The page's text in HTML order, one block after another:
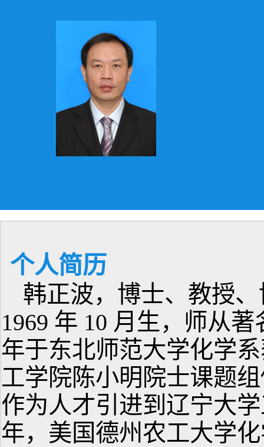
个人简历
韩正波，博士、教授
1969 年 10 月生，师从
年于东北师范大学化学
工学院陈小明院士课题
作为人才引进到辽宁大
年，美国德州农工大学